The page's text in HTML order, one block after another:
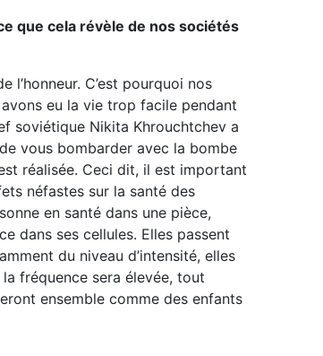
que cela révèle de nos sociétés
l’honneur. C’est pourquoi nos
eu la vie trop facile pendant
soviétique Nikita Khrouchtchev a
vous bombarder avec la bombe
réalisée. Ceci dit, il est important
néfastes sur la santé des
en santé dans une pièce,
dans ses cellules. Elles passent
du niveau d’intensité, elles
fréquence sera élevée, tout
ensemble comme des enfants